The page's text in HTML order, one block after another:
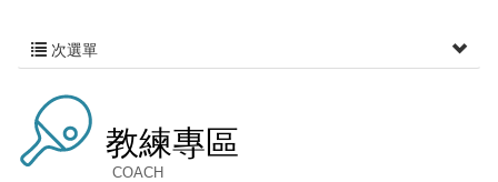
次選單
教練專區
COACH